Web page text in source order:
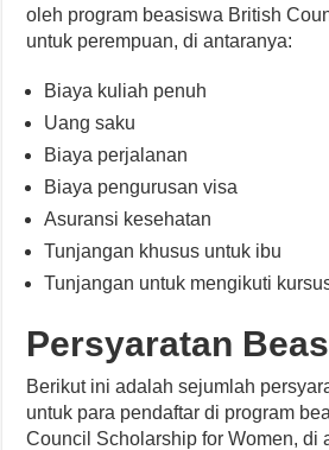
oleh program beasiswa British
untuk perempuan, di antaranya:
Biaya kuliah penuh
Uang saku
Biaya perjalanan
Biaya pengurusan visa
Asuransi kesehatan
Tunjangan khusus untuk ibu
Tunjangan untuk mengikuti
Persyaratan
Berikut ini adalah sejumlah
untuk para pendaftar di program
Council Scholarship for Women, di